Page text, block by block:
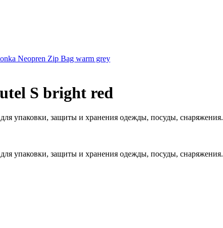
Neopren Zip Bag warm grey
S bright red
упаковки, защиты и хранения одежды, посуды, снаряжения.
упаковки, защиты и хранения одежды, посуды, снаряжения.